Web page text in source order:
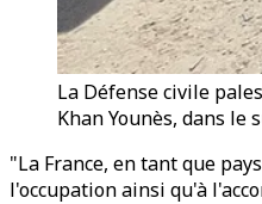
La Défense civile
Khan Younès, dans le
"La France, en tant que
l'occupation ainsi qu'à